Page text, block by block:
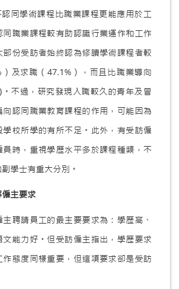
同學術課程比職業課程更能應用於工
同職業課程較有助認識行業運作和工作
部份受訪者始終認為修讀學術課程者較
及求職（47.1%），而且比職業導向
。不過，研究發現入職較久的青年及曾
向認同職業教育課程的作用，可能因為
學校所學的有所不足。此外，有受訪僱
員時，重視學歷水平多於課程種類，不
學士有重大分別。
主要求
聘請員工的最主要要求為：學歷高、
文能力好。但受訪僱主指出，學歷要求
作態度同樣重要，但這項要求卻是受訪